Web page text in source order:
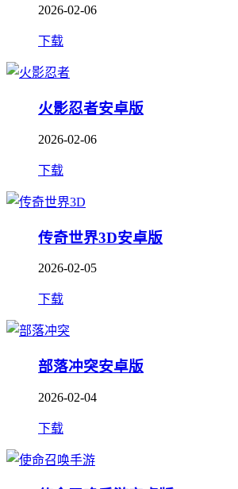
2026-02-06
下载
火影忍者安卓版
2026-02-06
下载
传奇世界3D安卓版
2026-02-05
下载
部落冲突安卓版
2026-02-04
下载